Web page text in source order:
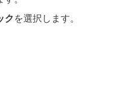
ク を選択します。